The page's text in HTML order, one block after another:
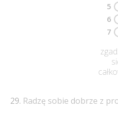
5
6
7
Radzę sobie dobrze z